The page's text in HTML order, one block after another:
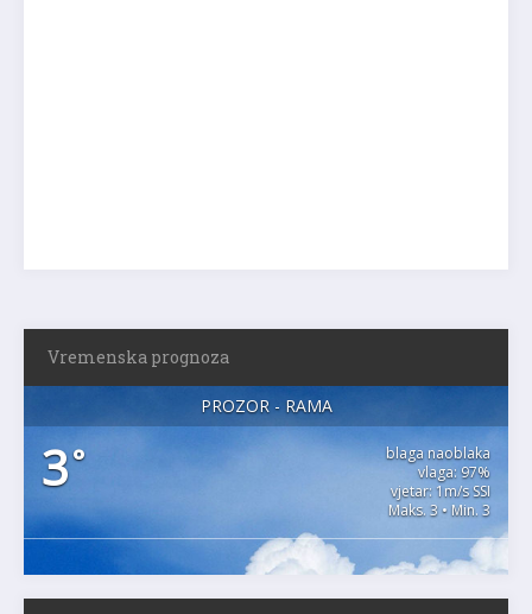
Vremenska prognoza
PROZOR - RAMA
3°
blaga naoblaka
vlaga: 97%
vjetar: 1m/s SSI
Maks. 3 • Min. 3